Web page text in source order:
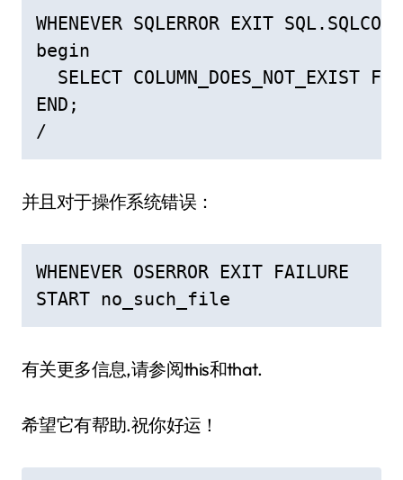
WHENEVER SQLERROR EXIT SQL.SQLCODE
begin
SELECT COLUMN_DOES_NOT_EXIST
END;
/
并且对于操作系统错误：
WHENEVER OSERROR EXIT FAILURE
START no_such_file
有关更多信息,请参阅this和that.
希望它有帮助.祝你好运！